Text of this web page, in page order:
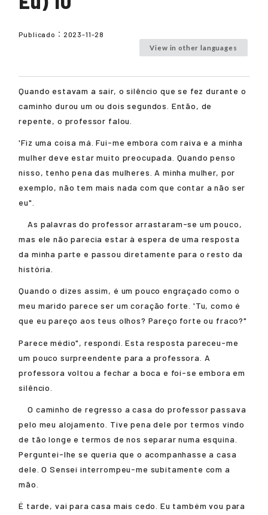
Publicado： 2023-11-28
View in other languages
Quando estavam a sair, o silêncio que se fez durante o
caminho durou um ou dois segundos. Então, de
repente, o professor falou.
'Fiz uma coisa má. Fui-me embora com raiva e a minha
mulher deve estar muito preocupada. Quando penso
nisso, tenho pena das mulheres. A minha mulher, por
exemplo, não tem mais nada com que contar a não ser
eu".
As palavras do professor arrastaram-se um pouco,
mas ele não parecia estar à espera de uma resposta
da minha parte e passou diretamente para o resto da
história.
Quando o dizes assim, é um pouco engraçado como o
meu marido parece ser um coração forte. 'Tu, como é
que eu pareço aos teus olhos? Pareço forte ou fraco?"
Parece médio", respondi. Esta resposta pareceu-me
um pouco surpreendente para a professora. A
professora voltou a fechar a boca e foi-se embora em
silêncio.
O caminho de regresso a casa do professor passava
pelo meu alojamento. Tive pena dele por termos vindo
de tão longe e termos de nos separar numa esquina.
Perguntei-lhe se queria que o acompanhasse a casa
dele. O Sensei interrompeu-me subitamente com a
mão.
É tarde, vai para casa mais cedo. Eu também vou para